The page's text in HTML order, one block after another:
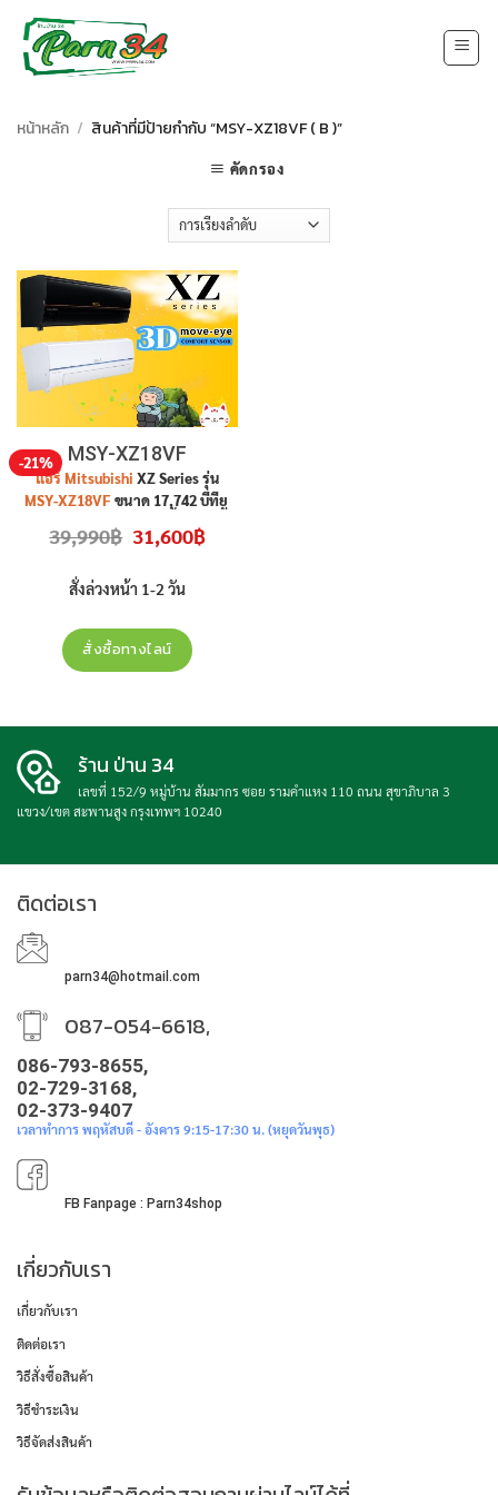
content
หน้าหลัก / สินค้าที่มีป้ายกำกับ “MSY-XZ18VF ( B )”
คัดกรอง
-21% MSY-XZ18VF
แอร์ Mitsubishi XZ Series รุ่น
MSY-XZ18VFขนาด 17,742 บีทียู
39,990฿ Original
price
39,990฿.
31,600฿Current
price
สั่งล่วงหน้า 1-2 วัน
สั่งซื้อทางไลน์
ร้าน ป่าน 34
เลขที่ 152/9 หมู่บ้าน สัมมากร ซอย รามคำแหง 110 ถนน สุขาภิบาล 3
แขวง/เขต สะพานสูง กรุงเทพฯ 10240
ติดต่อเรา
parn34@hotmail.com
087-054-6618,
086-793-8655,
02-729-3168,
02-373-9407
เวลาทำการ พฤหัสบดี - อังคาร 9:15-17:30 น. (หยุดวันพุธ)
FB Fanpage : Parn34shop
เกี่ยวกับเรา
เกี่ยวกับเรา
ติดต่อเรา
วิธีสั่งซื้อสินค้า
วิธีชำระเงิน
วิธีจัดส่งสินค้า